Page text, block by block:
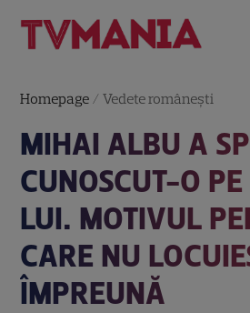
Homepage /Vedete româneşti
MIHAI ALBU A
CUNOSCUT-O
LUI. MOTIVUL
CARE NU
ÎMPREUNĂ